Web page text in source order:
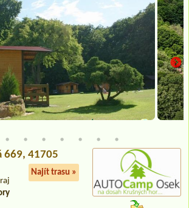
669, 41705
Najít trasu »